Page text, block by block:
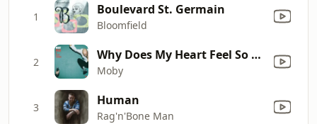
1 Boulevard St. Germain
Bloomfield
2 Why Does My Heart Feel So Bad?
Moby
3 Human
Rag'n'Bone Man